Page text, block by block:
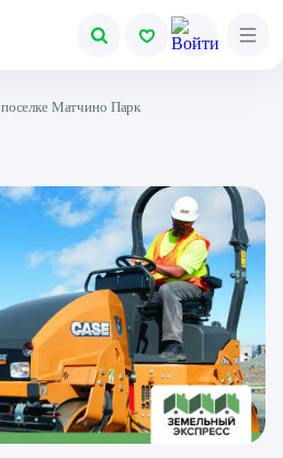
Матчино Парк